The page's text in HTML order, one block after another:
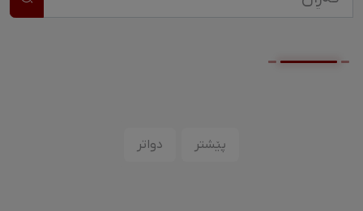
پێشتر دواتر